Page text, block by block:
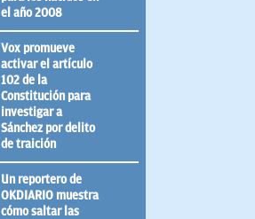
el año 2008
Vox promueve
activar el artículo
102 de la
Constitución para
investigar a
Sánchez por delito
de traición
Un reportero de
OKDIARIO muestra
cómo saltar las